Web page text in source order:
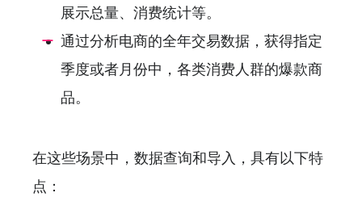
展示总量、消费统计等。
通过分析电商的全年交易数据，获得指定
季度或者月份中，各类消费人群的爆款商
品。
在这些场景中，数据查询和导入，具有以下特
点：